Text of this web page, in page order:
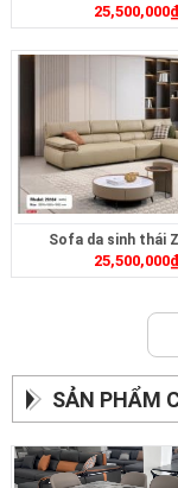
25,500,000₫
Sofa da sinh thái
25,500,000₫
SẢN PHẨM